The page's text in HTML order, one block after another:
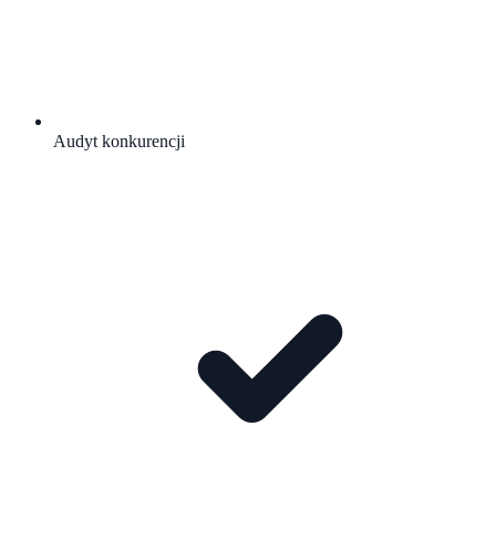
Audyt konkurencji